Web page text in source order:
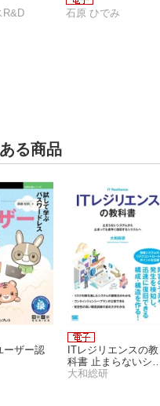
R&D 石原 ひでみ
る商品
ーザー認
ITレジリエンスの教
科書 止まらないシス
テムから止まっても
大和総研